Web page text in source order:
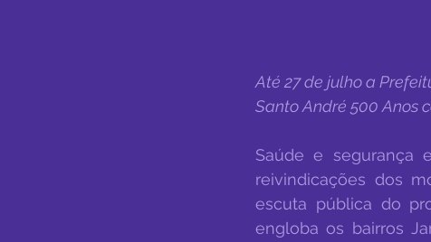
Até 27 de julho a
Santo André 500 Anos
Saúde e segurança
reivindicações dos
escuta pública do
engloba os bairros